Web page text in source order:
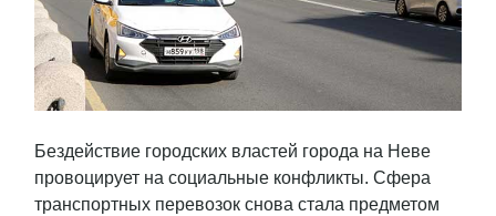
Бездействие городских властей города на Неве
провоцирует на социальные конфликты. Сфера
транспортных перевозок снова стала предметом